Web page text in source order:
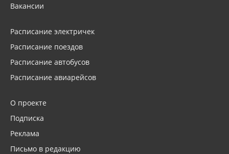
Вакансии
Расписание электричек
Расписание поездов
Расписание автобусов
Расписание авиарейсов
О проекте
Подписка
Реклама
Письмо в редакцию